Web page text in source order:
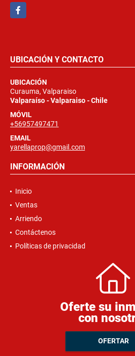
Facebook
UBICACIÓN Y CONTACTO
UBICACIÓN
Curauma, Valparaiso
Valparaíso - Valparaiso - Chile
MÓVIL
+56957497471
EMAIL
yarellaprop@gmail.com
INFORMACIÓN
Inicio
Ventas
Arriendo
Contáctenos
Políticas de privacidad
Oferte su
con
OFERTAR